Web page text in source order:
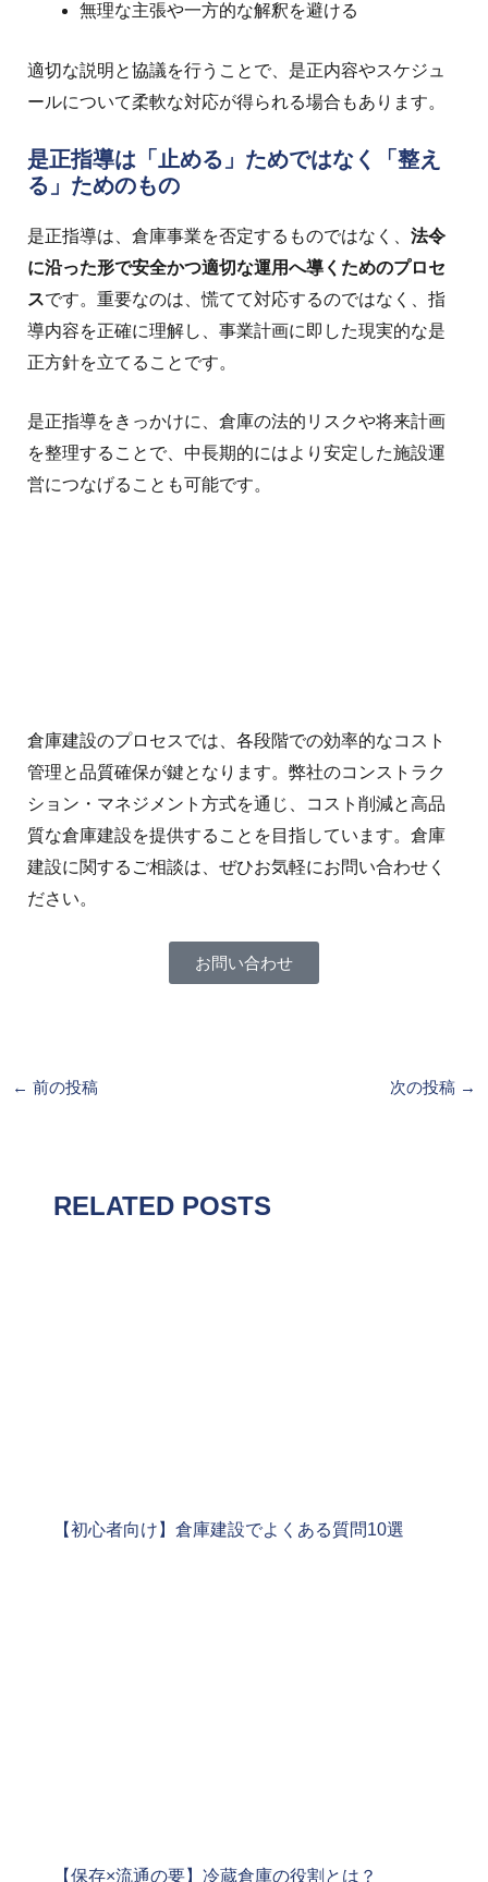
無理な主張や一方的な解釈を避ける
適切な説明と協議を行うことで、是正内容やスケジュ
ールについて柔軟な対応が得られる場合もあります。
是正指導は「止める」ためではなく「整え
る」ためのもの
是正指導は、倉庫事業を否定するものではなく、 法令
に沿った形で安全かつ適切な運用へ導くためのプロセ
スです。 重要なのは、慌てて対応するのではなく、 指
導内容を正確に理解し、 事業計画に即した現実的な是
正方針を立てることです。
是正指導をきっかけに、倉庫の法的リスクや将来計画
を整理することで、中長期的にはより安定した施設運
営につなげることも可能です。
倉庫建設のプロセスでは、各段階での効率的なコスト
管理と品質確保が鍵となります。弊社のコンストラク
ション・マネジメント方式を通じ、コスト削減と高品
質な倉庫建設を提供することを目指しています。倉庫
建設に関するご相談は、ぜひお気軽にお問い合わせく
ださい。
お問い合わせ
← 前の投稿 次の投稿 →
RELATED POSTS
【初心者向け】倉庫建設でよくある質問10選
【保存×流通の要】冷蔵倉庫の役割とは？